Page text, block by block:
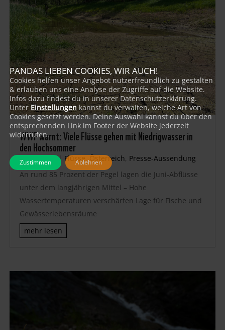
WWF warnt: Viele Flüsse gehen mit Niedrigwasser in
den Hochsommer
Juli 8, 2026| Flüsse,Österreich, Presse-Aussendung
An rund 85 Prozent der Pegel lagen die Juni-Abflüsse
unter dem langjährigen Mittel – Hohe
Wassertemperaturen verschärfen Lage für Fische und
Gewässerlebensräume
mehr lesen
PANDAS LIEBEN COOKIES, WIR AUCH!
Cookies helfen unser Angebot nutzerfreundlich zu gestalten
& erlauben uns eine Analyse der Zugriffe auf die Website.
Infos dazu findest du in unserer Datenschutzerklärung.
UnterEinstellungen kannst du verwalten, welche Art von
Cookies gesetzt werden. Deine Auswahl kannst du über den
entsprechenden Link im Footer der Website jederzeit
widerrufen.
Zustimmen Ablehnen